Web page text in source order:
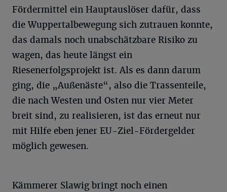
Fördermittel ein Hauptauslöser dafür, dass
die Wuppertalbewegung sich zutrauen konnte,
das damals noch unabschätzbare Risiko zu
wagen, das heute längst ein
Riesenerfolgsprojekt ist. Als es dann darum
ging, die „Außenäste“, also die Trassenteile,
die nach Westen und Osten nur vier Meter
breit sind, zu realisieren, ist das erneut nur
mit Hilfe eben jener EU-Ziel-Fördergelder
möglich gewesen.
Kämmerer Slawig bringt noch einen